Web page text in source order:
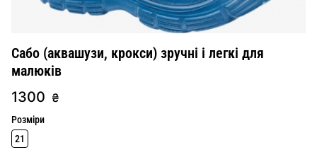
Сабо (аквашузи, крокси) зручні і легкі для
малюків
1300 ₴
Розміри
21